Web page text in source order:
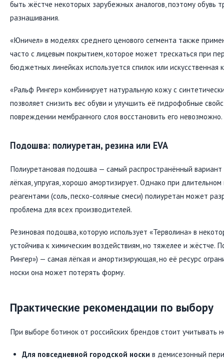
быть жёстче некоторых зарубежных аналогов, поэтому обувь
разнашивания.
«Юничел» в моделях среднего ценового сегмента также
часто с лицевым покрытием, которое может трескаться при
бюджетных линейках используется спилок или искусственная
«Ральф Рингер» комбинирует натуральную кожу с
позволяет снизить вес обуви и улучшить её гидрофобные
повреждении мембранного слоя восстановить его невозможно.
Подошва: полиуретан, резина или EVA
Полиуретановая подошва — самый распространённый
лёгкая, упругая, хорошо амортизирует. Однако при
реагентами (соль, песко-соляные смеси) полиуретан может
проблема для всех производителей.
Резиновая подошва, которую использует «Терволина» в
устойчива к химическим воздействиям, но тяжелее и жёстче.
Рингер») — самая лёгкая и амортизирующая, но её ресурс
носки она может потерять форму.
Практические рекомендации по выбору
При выборе ботинок от российских брендов стоит учитывать
Для повседневной городской носки в демисезонный